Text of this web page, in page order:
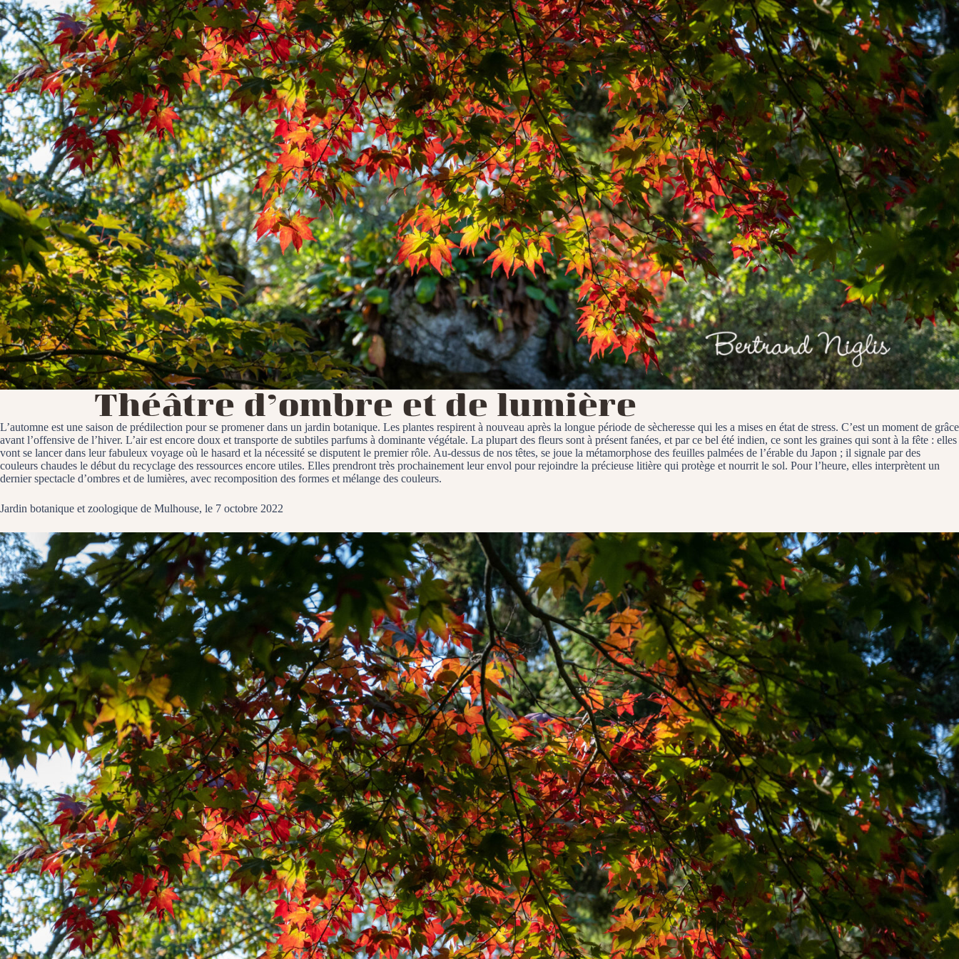
Théâtre d’ombre et de lumière
L’automne est une saison de prédilection pour se promener dans un jardin botanique. Les plantes respirent à nouveau après la longue période de sècheresse qui les a mises en état de stress. C’est un moment de grâce
avant l’offensive de l’hiver. L’air est encore doux et transporte de subtiles parfums à dominante végétale. La plupart des fleurs sont à présent fanées, et par ce bel été indien, ce sont les graines qui sont à la fête : elles
vont se lancer dans leur fabuleux voyage où le hasard et la nécessité se disputent le premier rôle. Au-dessus de nos têtes, se joue la métamorphose des feuilles palmées de l’érable du Japon ; il signale par des
couleurs chaudes le début du recyclage des ressources encore utiles. Elles prendront très prochainement leur envol pour rejoindre la précieuse litière qui protège et nourrit le sol. Pour l’heure, elles interprètent un
dernier spectacle d’ombres et de lumières, avec recomposition des formes et mélange des couleurs.
Jardin botanique et zoologique de Mulhouse, le 7 octobre 2022